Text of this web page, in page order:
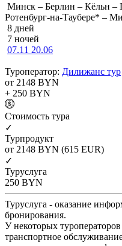
Минск – Берлин – Кёльн –
Ротенбург-на-Таубере* –
8 дней
7 ночей
07.11 20.06
Туроператор: Дилижанс тур
от 2148 BYN
+ 250 BYN
Cтоимость тура
✓
Турпродукт
от 2148 BYN (615 EUR)
✓
Туруслуга
250 BYN
Туруслуга - оказание
бронирования.
У некоторых
транспортное